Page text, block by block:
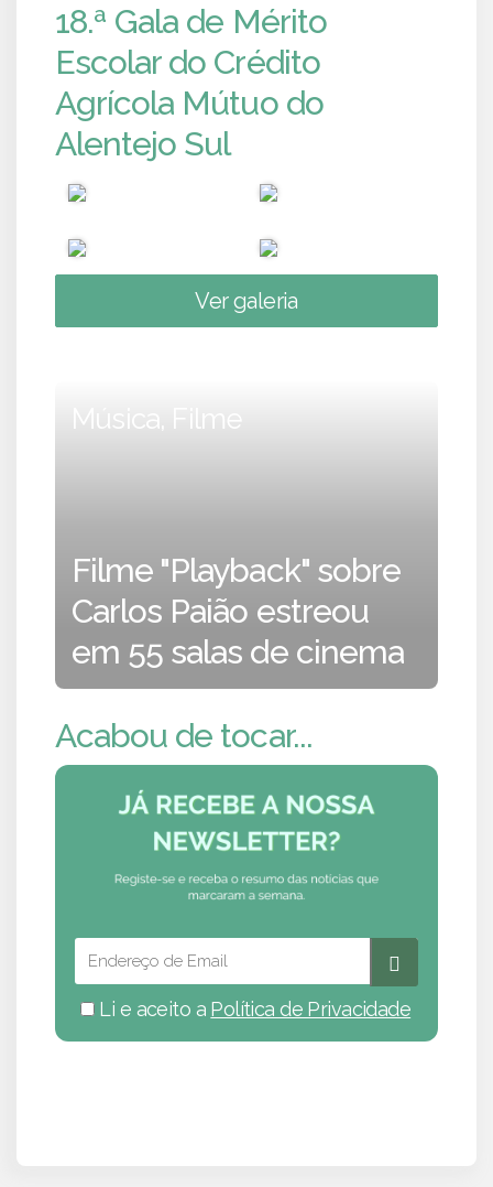
18.ª Gala de Mérito
Escolar do Crédito
Agrícola Mútuo do
Alentejo Sul
Ver galeria
Música, Filme
Filme "Playback" sobre
Carlos Paião estreou
em 55 salas de cinema
Acabou de tocar...
Li e aceito a Política de Privacidade